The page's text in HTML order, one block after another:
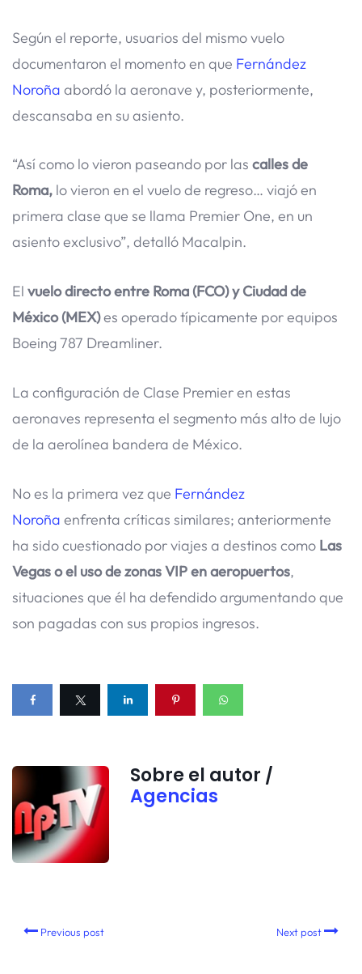
Según el reporte, usuarios del mismo vuelo
documentaron el momento en que Fernández
Noroña abordó la aeronave y, posteriormente,
descansaba en su asiento.
“Así como lo vieron paseando por las calles de
Roma, lo vieron en el vuelo de regreso… viajó en
primera clase que se llama Premier One, en un
asiento exclusivo”, detalló Macalpin.
El vuelo directo entre Roma (FCO) y Ciudad de
México (MEX)es operado típicamente por equipos
Boeing 787 Dreamliner.
La configuración de Clase Premier en estas
aeronaves representa el segmento más alto de lujo
de la aerolínea bandera de México.
No es la primera vez que Fernández
Noroña enfrenta críticas similares; anteriormente
ha sido cuestionado por viajes a destinos como Las
Vegas o el uso de zonas VIP en aeropuertos,
situaciones que él ha defendido argumentando que
son pagadas con sus propios ingresos.
Sobre el autor /
Agencias
Previous post Next post